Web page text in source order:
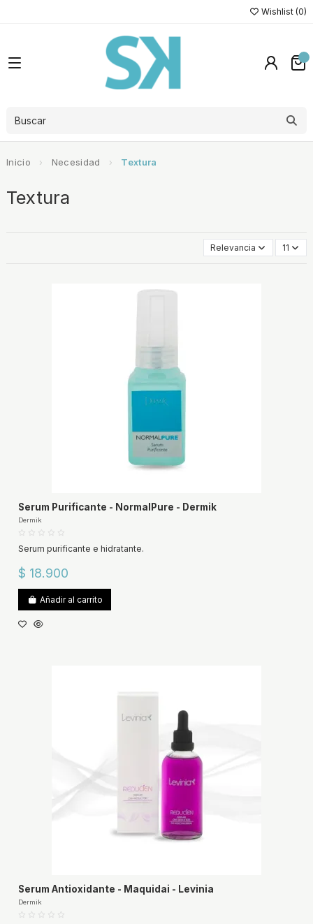
Wishlist (0)
Inicio Necesidad Textura
Textura
Relevancia 11
Serum Purificante - NormalPure - Dermik
Dermik
Serum purificante e hidratante.
$ 18.900
Añadir al carrito
Serum Antioxidante - Maquidai - Levinia
Dermik